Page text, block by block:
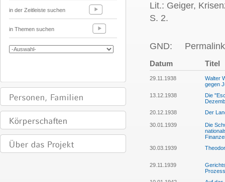
in der Zeitleiste suchen
in Themen suchen
Lit.: Geiger,
S. 2.
GND:
Datum Titel
29.11.1938
Walter
gegen
13.12.1938
Die
20.12.1938
Der
30.01.1939
Die
30.03.1939
29.11.1939